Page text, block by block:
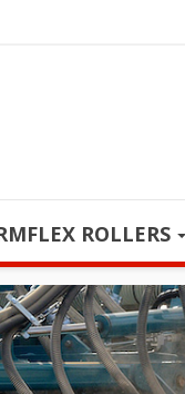
ROLLERS